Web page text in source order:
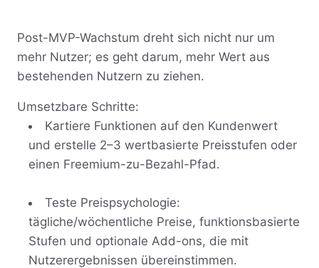
Post-MVP-Wachstum dreht sich nicht nur um
mehr Nutzer; es geht darum, mehr Wert aus
bestehenden Nutzern zu ziehen.
Umsetzbare Schritte:
Kartiere Funktionen auf den Kundenwert
und erstelle 2–3 wertbasierte Preisstufen oder
einen Freemium-zu-Bezahl-Pfad.
Teste Preispsychologie:
tägliche/wöchentliche Preise, funktionsbasierte
Stufen und optionale Add-ons, die mit
Nutzerergebnissen übereinstimmen.